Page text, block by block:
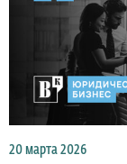
20 марта 2026